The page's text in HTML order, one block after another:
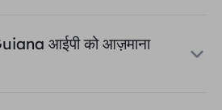
आईपी को आज़माना